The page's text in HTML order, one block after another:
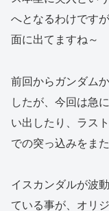
へとなるわけです
面に出てますね～
前回からガンダム
したが、今回は急
い出したり、ラス
での突っ込みをま
イスカンダルが波
ている事が、オリ